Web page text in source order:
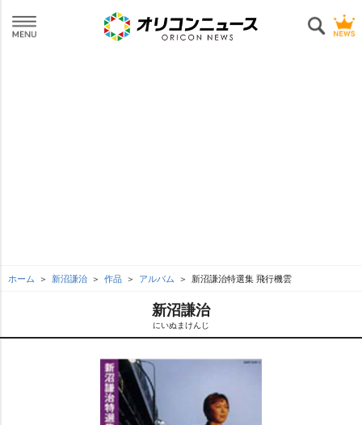
ホーム 新沼謙治 作品 アルバム 新沼謙治特選集 飛行機雲
新沼謙治
にいぬまけんじ